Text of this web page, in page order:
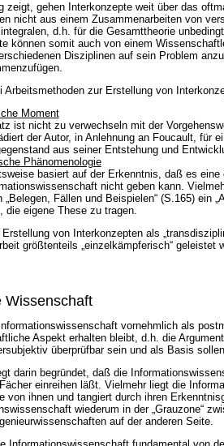
zeigt, gehen Interkonzepte weit über das
nicht aus einem Zusammenarbeiten von
d.h. für die Gesamttheorie
können somit auch von einem
Disziplinen auf sein Problem
Arbeitsmethoden zur Erstellung von
Moment
ist nicht zu verwechseln mit der
der Autor, in Anlehnung an Foucault, für
aus seiner Entstehung und
Phänomenologie
basiert auf der Erkenntnis, daß es
nicht geben kann.
„Belegen, Fällen und Beispielen“ (S.165) ein
die eigene These zu tragen.
von Interkonzepten als
größtenteils „einzelkämpferisch“ geleistet
Wissenschaft
vornehmlich als
Aspekt erhalten bleibt, d.h. die
überprüfbar sein und als Basis
darin begründet, daß die
einreihen läßt. Vielmehr liegt die
von ihnen und tangiert durch ihren
wiederum in der „Grauzone“
auf der anderen Seite.